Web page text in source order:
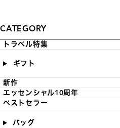
CATEGORY
トラベル特集
ギフト
新作
エッセンシャル10周年
ベストセラー
バッグ